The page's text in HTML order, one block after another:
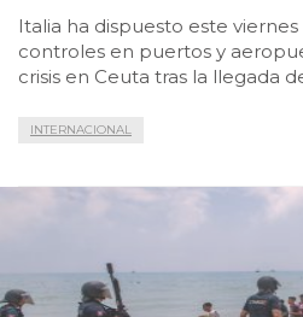
con España serán
europeos
Italia ha dispuesto este
controles en puertos y
crisis en Ceuta tras la llegada
INTERNACIONAL